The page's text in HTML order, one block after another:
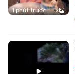
1 phút trước 3